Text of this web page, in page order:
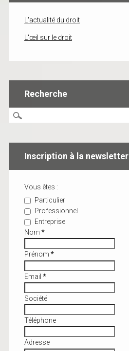
L'actualité du droit
L'œil sur le droit
Recherche
Inscription à la newsletter
Vous êtes :
Particulier
Professionnel
Entreprise
Nom *
Prénom *
Email *
Société
Téléphone
Adresse